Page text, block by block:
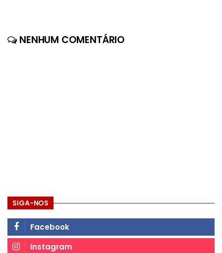
NENHUM COMENTÁRIO
SIGA-NOS
Facebook
Instagram